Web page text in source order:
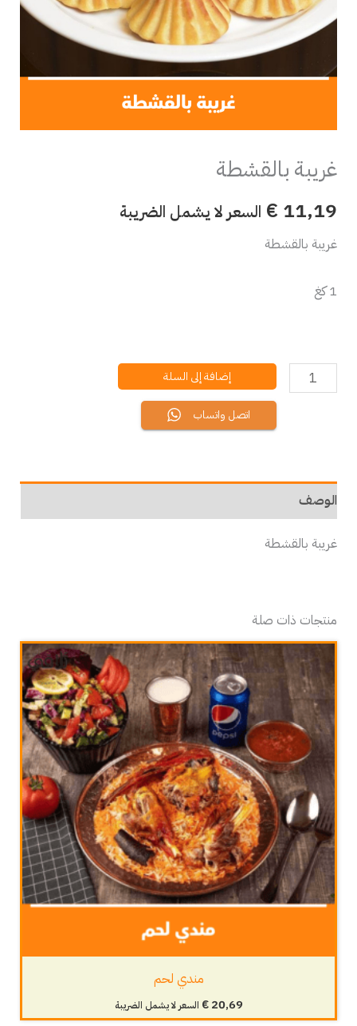
غريبة بالقشطة
€ 11,19 السعر لا يشمل الضريبة
غريبة بالقشطة
1 كغ
إضافة إلى السلة
اتصل واتساب
الوصف
غريبة بالقشطة
منتجات ذات صلة
مندي لحم
€20,69 السعر لا يشمل الضريبة